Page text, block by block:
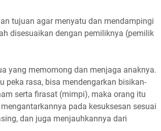
tujuan agar menyatu dan mendampingi
disesuaikan dengan pemiliknya (pemilik
yang memomong dan menjaga anaknya.
rasa, bisa mendengarkan bisikan-
serta firasat (mimpi), maka orang itu
pada kesuksesan sesuai
dan juga menjauhkannya dari